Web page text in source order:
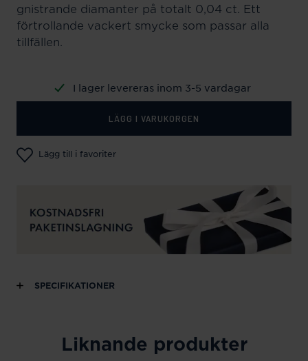
gnistrande diamanter på totalt 0,04 ct. Ett
förtrollande vackert smycke som passar alla
tillfällen.
I lager levereras inom 3-5 vardagar
LÄGG I VARUKORGEN
Lägg till i favoriter
SPECIFIKATIONER
Liknande produkter